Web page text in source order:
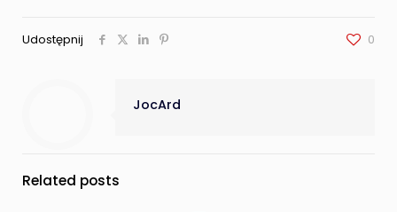
Udostępnij 0
JocArd
Related posts